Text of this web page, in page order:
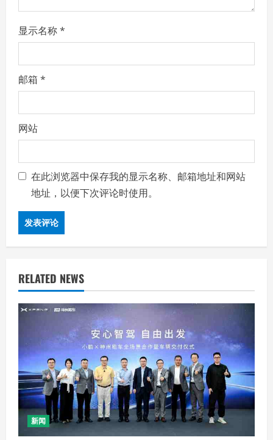
显示名称*
邮箱 *
网站
在此浏览器中保存我的显示名称、邮箱地址和网站
地址，以便下次评论时使用。
RELATED NEWS
新闻